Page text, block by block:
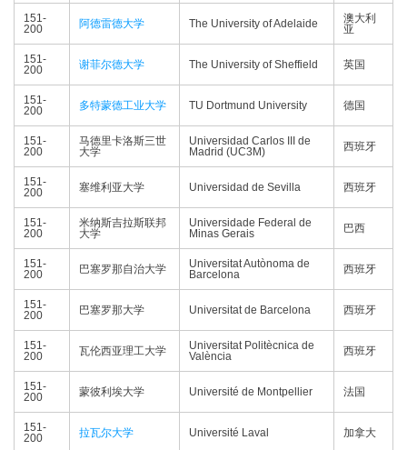
151-
200
阿德雷德大学 The University of Adelaide
澳大利
亚
151-
200
谢菲尔德大学 The University of Sheffield 英国
151-
200
多特蒙德工业大学 TU Dortmund University 德国
151-
200
马德里卡洛斯三世
大学
Universidad Carlos III de
Madrid (UC3M)
西班牙
151-
200
塞维利亚大学 Universidad de Sevilla 西班牙
151-
200
米纳斯吉拉斯联邦
大学
Universidade Federal de
Minas Gerais
巴西
151-
200
巴塞罗那自治大学
Universitat Autònoma de
Barcelona
西班牙
151-
200
巴塞罗那大学 Universitat de Barcelona 西班牙
151-
200
瓦伦西亚理工大学
Universitat Politècnica de
València
西班牙
151-
200
蒙彼利埃大学 Université de Montpellier 法国
151-
200
拉瓦尔大学 Université Laval 加拿大